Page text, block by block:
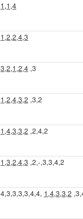
1,1,4
1,2,2,4,3
3,2,1,2,4 ,3
1,2,4,3,2 ,3,2
1,4,3,3,2 ,2,4,2
1,3,2,4,3 ,2,-,3,3,4,2
4,3,3,3,3,4,4, 1,4,3,3,2